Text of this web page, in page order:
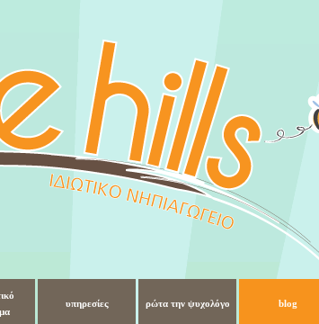
υπηρεσίες ρώτα την ψυχολόγο blog